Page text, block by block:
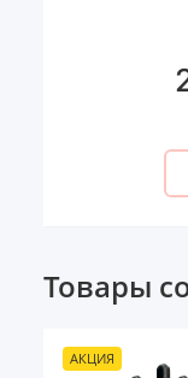
Товары
АКЦИЯ